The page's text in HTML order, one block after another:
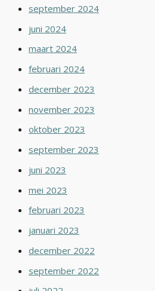
september 2024
juni 2024
maart 2024
februari 2024
december 2023
november 2023
oktober 2023
september 2023
juni 2023
mei 2023
februari 2023
januari 2023
december 2022
september 2022